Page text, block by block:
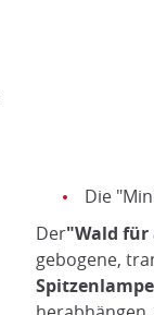
Die
Der"Wald für
gebogene,